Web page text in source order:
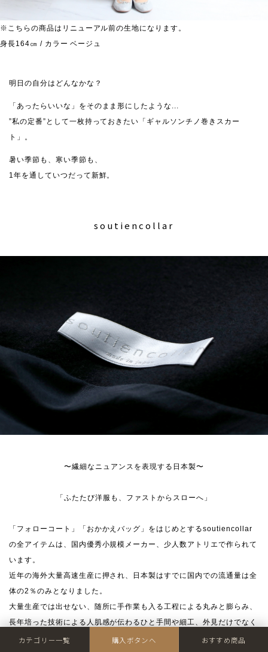
※こちらの商品はリニューアル前の生地になります。
身長164㎝ / カラー ベージュ
明日の自分はどんなかな？
「あったらいいな」をそのまま形にしたような...
”私の定番”として一枚持っておきたい「ギャルソンチノ巻きスカー
ト」。
暑い季節も、寒い季節も、
1年を通していつだって新鮮。
soutiencollar
〜繊細なニュアンスを表現する日本製〜
「ふたたび洋服も、ファストからスローへ」
「フォローコート」「おかかえバッグ」をはじめとするsoutiencollar
の全アイテムは、国内優秀小規模メーカー、少人数アトリエで作られて
います。
近年の海外大量高速生産に押され、日本製はすでに国内での流通量は全
体の2％のみとなりました。
大量生産では出せない、随所に手作業も入る工程による丸みと膨らみ、
長年培った技術による人肌感が伝わるひと手間や細工、外見だけでなく
安心や優しさもお楽しみください。
カテゴリー一覧 購入ボタンへ おすすめ商品